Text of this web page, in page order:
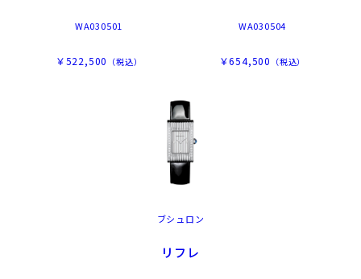
WA030501
￥522,500 （税込）
WA030504
￥654,500 （税込）
ブシュロン
リフレ